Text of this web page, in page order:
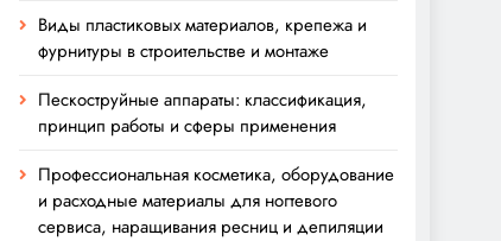
Виды пластиковых материалов, крепежа и
фурнитуры в строительстве и монтаже
Пескоструйные аппараты: классификация,
принцип работы и сферы применения
Профессиональная косметика, оборудование
и расходные материалы для ногтевого
сервиса, наращивания ресниц и депиляции